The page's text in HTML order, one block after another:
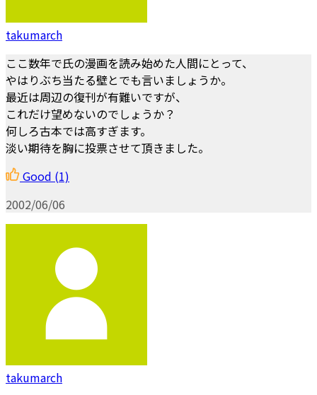
takumarch
ここ数年で氏の漫画を読み始めた人間にとって、
やはりぶち当たる壁とでも言いましょうか。
最近は周辺の復刊が有難いですが、
これだけ望めないのでしょうか？
何しろ古本では高すぎます。
淡い期待を胸に投票させて頂きました。
Good (1)
2002/06/06
takumarch